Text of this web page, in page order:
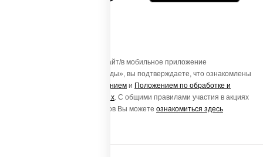
Осуществляя вход на этот Сайт/в мобильное приложение
«ПиццаСушиВок - доставка еды», вы подтверждаете, что ознакомлены
Пользовательским соглашением и Положением по обработке и
защите персональных данных. С общими правилами участия в акциях
и порядке получения подарков Вы можете ознакомиться здесь